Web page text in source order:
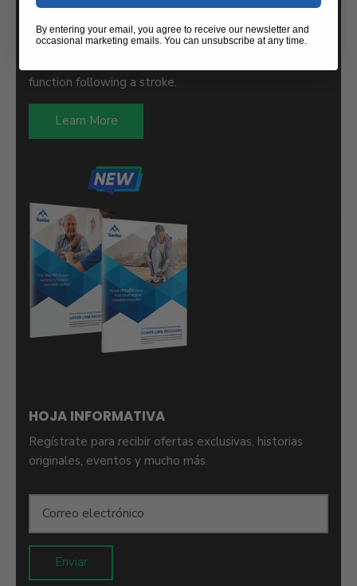
RECOVERY GUIDES
function following a stroke.
Learn More
HOJA INFORMATIVA
Regístrate para recibir ofertas exclusivas, historias
originales, eventos y mucho más.
Enviar
By entering your email, you agree to receive our newsletter and
occasional marketing emails. You can unsubscribe at any time.